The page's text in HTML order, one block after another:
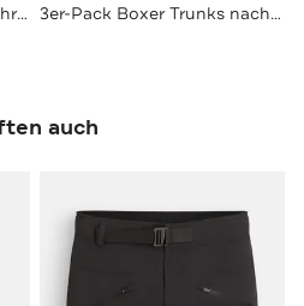
5er-Pack Boxer Trunks mehrfarbig 3er-Pack Boxer Trunks nachtblau
auch